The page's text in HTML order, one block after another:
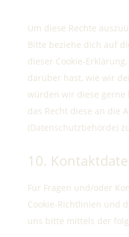
Um diese Rechte
Bitte beziehe dich auf
dieser Cookie-
darüber hast, wie wir
würden wir diese gerne
das Recht diese an die
(Datenschutzbehörde)
10.
Für Fragen und/oder
Cookie-Richtlinien und
uns bitte mittels der